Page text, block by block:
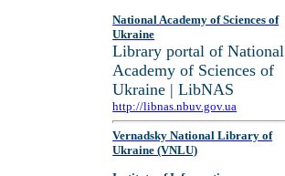
National Academy of Sciences of
Ukraine
Library portal of National
Academy of Sciences of
Ukraine | LibNAS
http://libnas.nbuv.gov.ua
Vernadsky National Library of
Ukraine (VNLU)